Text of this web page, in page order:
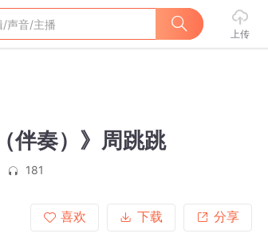
上传
伴奏）》周跳跳
181
喜欢
下载 分享